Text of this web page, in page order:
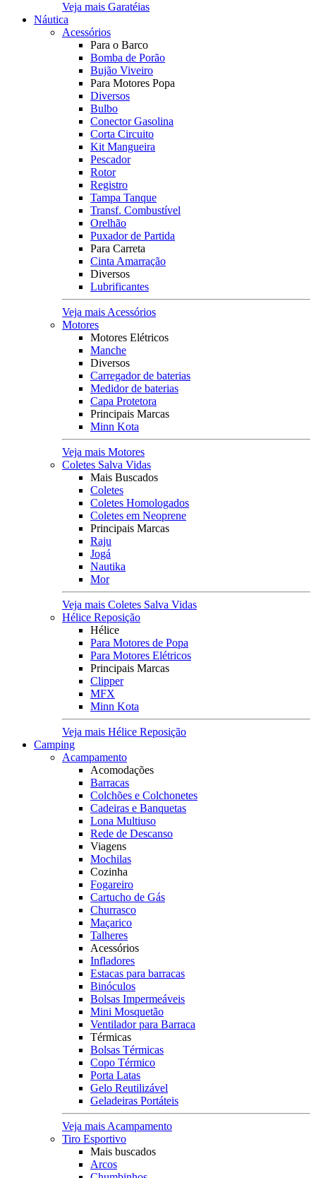
Veja mais Garatéias
Náutica
Acessórios
Para o Barco
Bomba de Porão
Bujão Viveiro
Para Motores Popa
Diversos
Bulbo
Conector Gasolina
Corta Circuito
Kit Mangueira
Pescador
Rotor
Registro
Tampa Tanque
Transf. Combustível
Orelhão
Puxador de Partida
Para Carreta
Cinta Amarração
Diversos
Lubrificantes
Veja mais Acessórios
Motores
Motores Elétricos
Manche
Diversos
Carregador de baterias
Medidor de baterias
Capa Protetora
Principais Marcas
Minn Kota
Veja mais Motores
Coletes Salva Vidas
Mais Buscados
Coletes
Coletes Homologados
Coletes em Neoprene
Principais Marcas
Raju
Jogá
Nautika
Mor
Veja mais Coletes Salva Vidas
Hélice Reposição
Hélice
Para Motores de Popa
Para Motores Elétricos
Principais Marcas
Clipper
MFX
Minn Kota
Veja mais Hélice Reposição
Camping
Acampamento
Acomodações
Barracas
Colchões e Colchonetes
Cadeiras e Banquetas
Lona Multiuso
Rede de Descanso
Viagens
Mochilas
Cozinha
Fogareiro
Cartucho de Gás
Churrasco
Maçarico
Talheres
Acessórios
Infladores
Estacas para barracas
Binóculos
Bolsas Impermeáveis
Mini Mosquetão
Ventilador para Barraca
Térmicas
Bolsas Térmicas
Copo Térmico
Porta Latas
Gelo Reutilizável
Geladeiras Portáteis
Veja mais Acampamento
Tiro Esportivo
Mais buscados
Arcos